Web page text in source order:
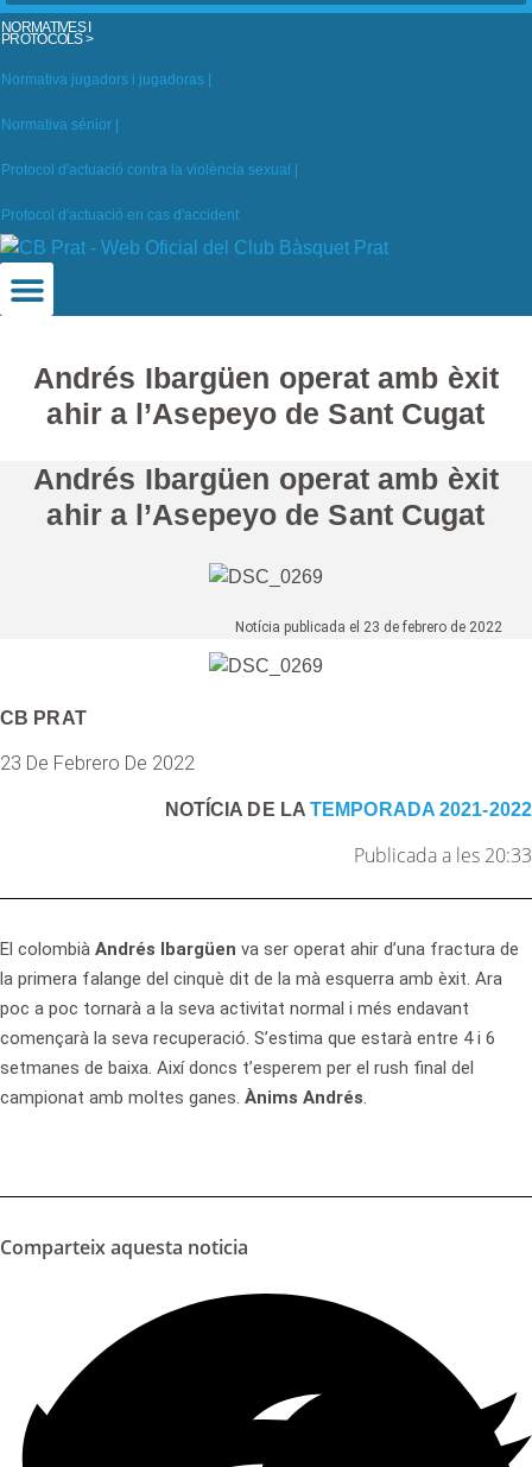
NORMATIVES I
PROTOCOLS >
Normativa jugadors i jugadoras |
Normativa sénior |
Protocol d'actuació contra la violència sexual |
Protocol d'actuació en cas d'accident
Andrés Ibargüen operat amb èxit
ahir a l’Asepeyo de Sant Cugat
Andrés Ibargüen operat amb èxit
ahir a l’Asepeyo de Sant Cugat
Notícia publicada el 23 de febrero de 2022
CB PRAT
23 De Febrero De 2022
NOTÍCIA DE LATEMPORADA 2021-2022
Publicada a les 20:33
El colombià Andrés Ibargüen va ser operat ahir d’una fractura de
la primera falange del cinquè dit de la mà esquerra amb èxit. Ara
poc a poc tornarà a la seva activitat normal i més endavant
començarà la seva recuperació. S’estima que estarà entre 4 i 6
setmanes de baixa. Així doncs t’esperem per el rush final del
campionat amb moltes ganes. Ànims Andrés.
Comparteix aquesta noticia